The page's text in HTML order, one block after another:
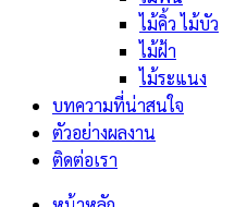
ไม้คิ้ว ไม้บัว
ไม้ฝ้า
ไม้ระแนง
บทความที่น่าสนใจ
ตัวอย่างผลงาน
ติดต่อเรา